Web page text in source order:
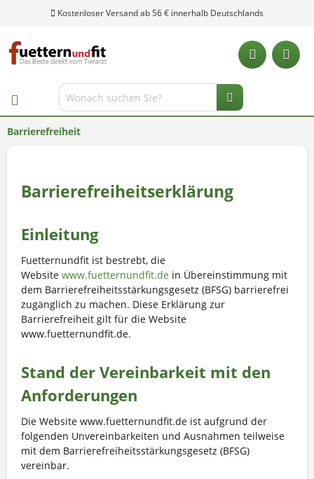
Kostenloser Versand ab 56 € innerhalb Deutschlands
Barrierefreiheit
Barrierefreiheitserklärung
Einleitung
Fuetternundfit ist bestrebt, die
Website www.fuetternundfit.de in Übereinstimmung mit
dem Barrierefreiheitsstärkungsgesetz (BFSG) barrierefrei
zugänglich zu machen. Diese Erklärung zur
Barrierefreiheit gilt für die Website
www.fuetternundfit.de.
Stand der Vereinbarkeit mit den
Anforderungen
Die Website www.fuetternundfit.de ist aufgrund der
folgenden Unvereinbarkeiten und Ausnahmen teilweise
mit dem Barrierefreiheitsstärkungsgesetz (BFSG)
vereinbar.